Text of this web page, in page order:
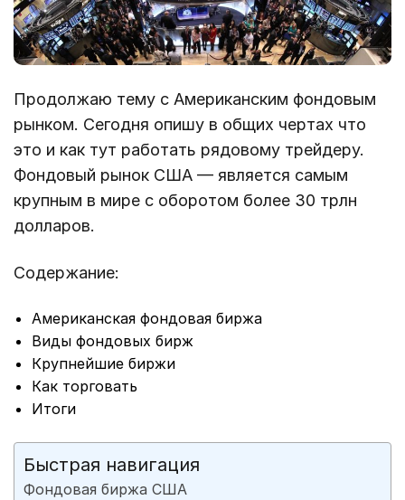
Продолжаю тему с Американским фондовым
рынком. Сегодня опишу в общих чертах что
это и как тут работать рядовому трейдеру.
Фондовый рынок США — является самым
крупным в мире с оборотом более 30 трлн
долларов.
Содержание:
Американская фондовая биржа
Виды фондовых бирж
Крупнейшие биржи
Как торговать
Итоги
Быстрая навигация
Фондовая биржа США